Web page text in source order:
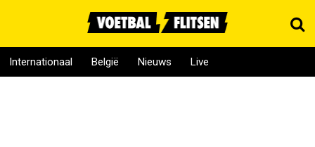
Internationaal België Nieuws Live